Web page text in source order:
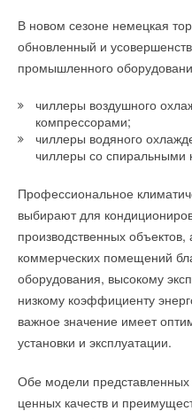
В новом сезоне немецкая
обновленный и
промышленного
чиллеры воздушного
компрессорами;
чиллеры водяного
чиллеры со спиральными
Профессиональное
выбирают для
производственных
коммерческих помещений
оборудования, высокому
низкому коэффициенту
важное значение имеет
установки и эксплуатации.
Обе модели
ценных качеств и
профессионалов по итогам
Это традиционное собрание
компании поблагодарить
сезоне.
Гостей ждет насыщенная
Министры энергетики и
Европейского союза
27% возобновляемой
должны будут состояться
который хотел бы более
Как напоминает издание Le
производстве
очередь установил планку в